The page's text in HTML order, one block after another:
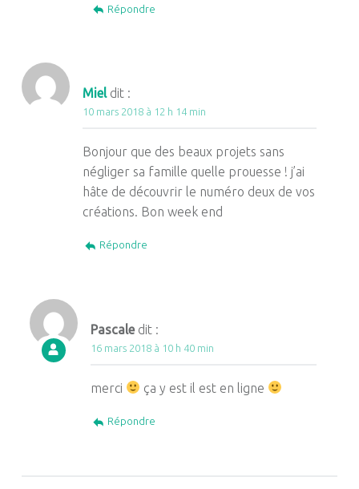
Répondre
Miel dit :
10 mars 2018 à 12 h 14 min
Bonjour que des beaux projets sans
négliger sa famille quelle prouesse ! j’ai
hâte de découvrir le numéro deux de vos
créations. Bon week end
Répondre
Pascale dit :
16 mars 2018 à 10 h 40 min
merci ça y est il est en ligne
Répondre